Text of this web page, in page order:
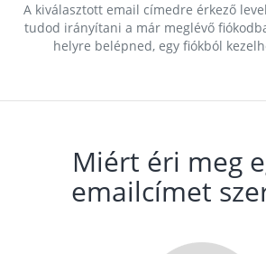
A kiválasztott email címedre érkező
tudod irányítani a már meglévő
helyre belépned, egy fiókból
Miért éri meg
emailcímet